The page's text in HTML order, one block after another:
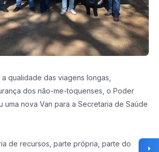
qualidade das viagens longas,
dos não-me-toquenses, o Poder
uma nova Van para a Secretaria de Saúde
de recursos, parte própria, parte do